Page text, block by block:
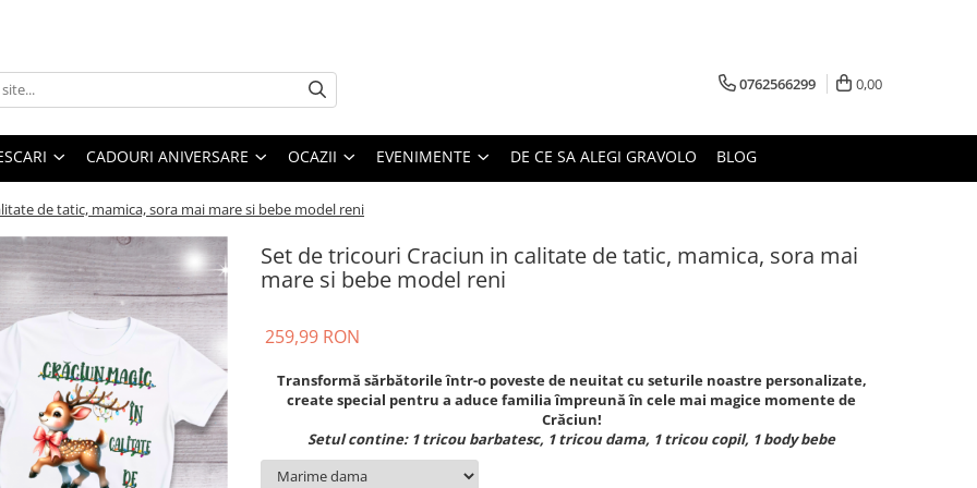
0762566299 0,00
CADOURI ANIVERSARE OCAZII EVENIMENTE DE CE SA ALEGI GRAVOLO BLOG
de tatic, mamica, sora mai mare si bebe model reni
Set de tricouri Craciun in calitate de tatic, mamica, sora mai
mare si bebe model reni
259,99 RON
Transformă sărbătorile într-o poveste de neuitat cu seturile noastre personalizate,
create special pentru a aduce familia împreună în cele mai magice momente de
Crăciun!
Setul contine: 1 tricou barbatesc, 1 tricou dama, 1 tricou copil, 1 body bebe